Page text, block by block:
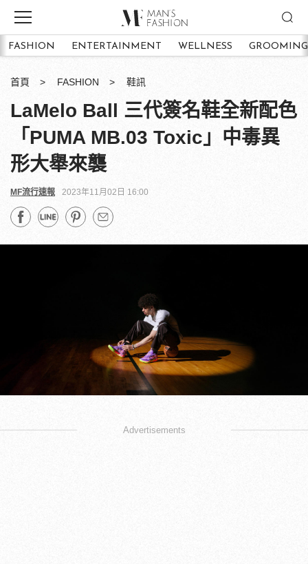
FASHION ENTERTAINMENT WELLNESS GROOMING
首頁 FASHION 鞋訊
LaMelo Ball 三代簽名鞋全新配色
「PUMA MB.03 Toxic」中毒異
形大舉來襲
MF流行速報 2023年11月02日 16:00
Advertisements